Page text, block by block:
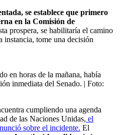
se establece que primero
en la Comisión de
prospera, se habilitaría el camino
instancia, tome una decisión
en horas de la mañana, había
inmediata del Senado. | Foto:
cumpliendo una agenda
de las Naciones Unidas, el
sobre el incidente. El